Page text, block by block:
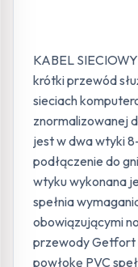
KABEL
krótki przewód
sieciach
znormalizowanej
jest w dwa wtyki
podłączenie do
wtyku wykonana
spełnia
obowiązującymi
przewody Getfort
powłokę PVC